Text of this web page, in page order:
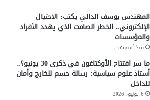
المهندس يوسف الدالي يكتب: الاحتيال
الإلكتروني.. الخطر الصامت الذي يهدد الأفراد
والمؤسسات
منذ أسبوعين
ما سر افتتاح الأوكتاغون في ذكرى 30 يونيو؟..
أستاذ علوم سياسية: رسالة حسم للخارج وأمان
للداخل
6 يوليو، 2026